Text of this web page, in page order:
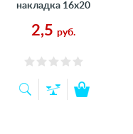
накладка 16х20
2,5 руб.